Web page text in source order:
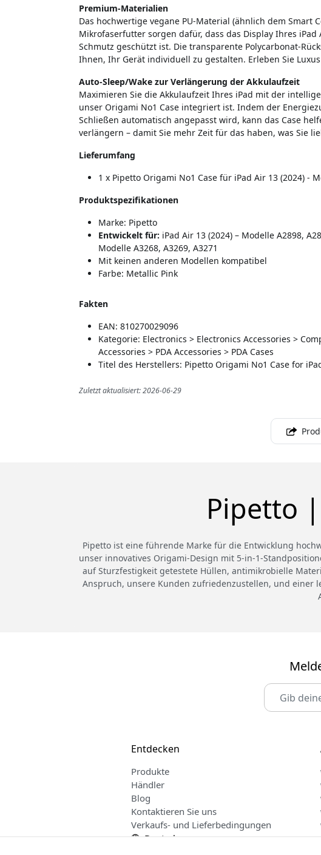
Premium-Materialien
Das hochwertige vegane PU-Material (ähnlich dem Smart
Mikrofaserfutter sorgen dafür, dass das Display Ihres
Schmutz geschützt ist. Die transparente Polycarbonat-
Ihnen, Ihr Gerät individuell zu gestalten. Erleben Sie
Auto-Sleep/Wake zur Verlängerung der Akkulaufzeit
Maximieren Sie die Akkulaufzeit Ihres iPad mit der
unser Origami No1 Case integriert ist. Indem der
Schließen automatisch angepasst wird, kann das Case
verlängern – damit Sie mehr Zeit für das haben, was Sie
Lieferumfang
1 x Pipetto Origami No1 Case für iPad Air 13 (2024) -
Produktspezifikationen
Marke: Pipetto
Entwickelt für: iPad Air 13 (2024) – Modelle A2898,
Modelle A3268, A3269, A3271
Mit keinen anderen Modellen kompatibel
Farbe: Metallic Pink
Fakten
EAN: 810270029096
Kategorie: Electronics > Electronics Accessories >
Accessories > PDA Accessories > PDA Cases
Titel des Herstellers: Pipetto Origami No1 Case for
Zuletzt aktualisiert: 2026-06-29
Pipetto
Pipetto ist eine führende Marke für die Entwicklung
unser innovatives Origami-Design mit 5-in-1-
auf Sturzfestigkeit getestete Hüllen, antimikrobielle
Anspruch, unsere Kunden zufriedenzustellen, und einer
Entdecken
Produkte
Händler
Blog
Kontaktieren Sie uns
Verkaufs- und Lieferbedingungen
Deutsch